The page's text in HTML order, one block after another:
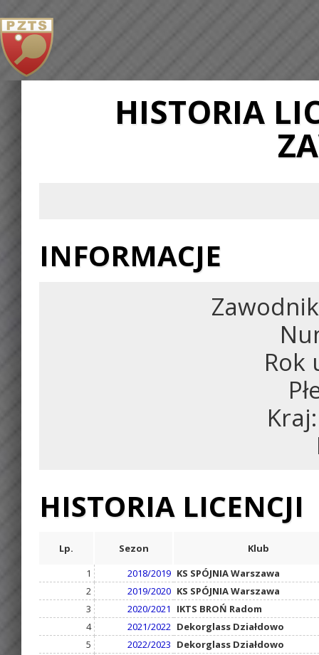
HISTORIA
INFORMACJE
Rok
HISTORIA LICENCJI
Lp. Sezon
Klub
1
2018/2019 KS SPÓJNIA Warszawa
2
2019/2020 KS SPÓJNIA Warszawa
3
2020/2021
IKTS BROŃ Radom
4
2021/2022 Dekorglass Działdowo
5
2022/2023 Dekorglass Działdowo